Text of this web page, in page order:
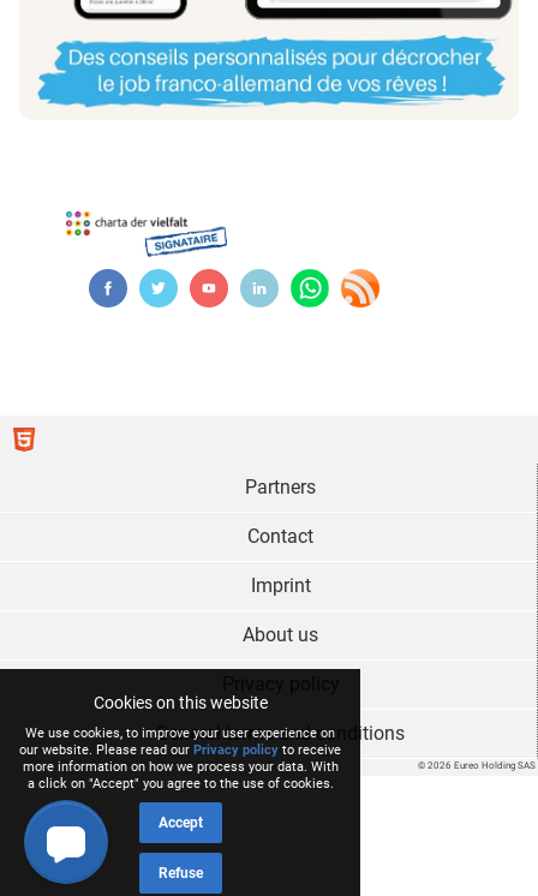
Cookies on this website
We use cookies, to improve your user experience on
our website. Please read our Privacy policy to receive
more information on how we process your data. With
a click on "Accept" you agree to the use of cookies.
Accept
Refuse
© 2026 Eureo Holding SAS
Partners
Contact
Imprint
About us
General terms and conditions